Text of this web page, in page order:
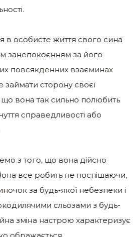
в особисте життя свого сина
занепокоєнням за його
повсякденних взаєминах
сторону своєї
що вона так сильно полюбить
справедливості або
з того, що вона дійсно
все робить не поспішаючи,
за будь-якої небезпеки і
сльозами з будь-
зміна настрою характеризує